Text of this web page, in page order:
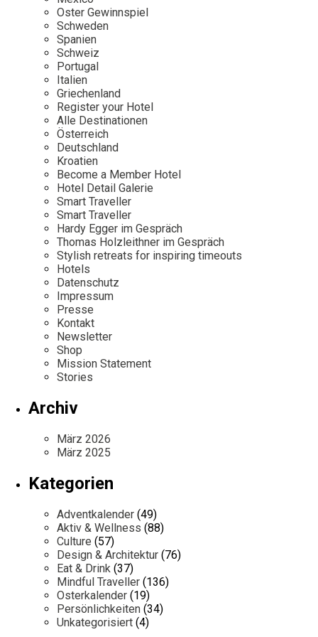
Mexico
Niederlande
Österreich
Portugal
Schweden
Spanien
Schweiz
Persönlichkeiten
Our Story
Career
Kontakt
Impressum
Oster Gewinnspiel
Schweden
Spanien
Schweiz
Portugal
Italien
Griechenland
Register your Hotel
Alle Destinationen
Österreich
Deutschland
Kroatien
Become a Member Hotel
Hotel Detail Galerie
Smart Traveller
Smart Traveller
Hardy Egger im Gespräch
Thomas Holzleithner im Gespräch
Stylish retreats for inspiring timeouts
Hotels
Datenschutz
Impressum
Presse
Kontakt
Newsletter
Shop
Mission Statement
Stories
Archiv
März 2026
März 2025
Kategorien
Adventkalender (49)
Aktiv & Wellness (88)
Culture (57)
Design & Architektur (76)
Eat & Drink (37)
Mindful Traveller (136)
Osterkalender (19)
Persönlichkeiten (34)
Unkategorisiert (4)